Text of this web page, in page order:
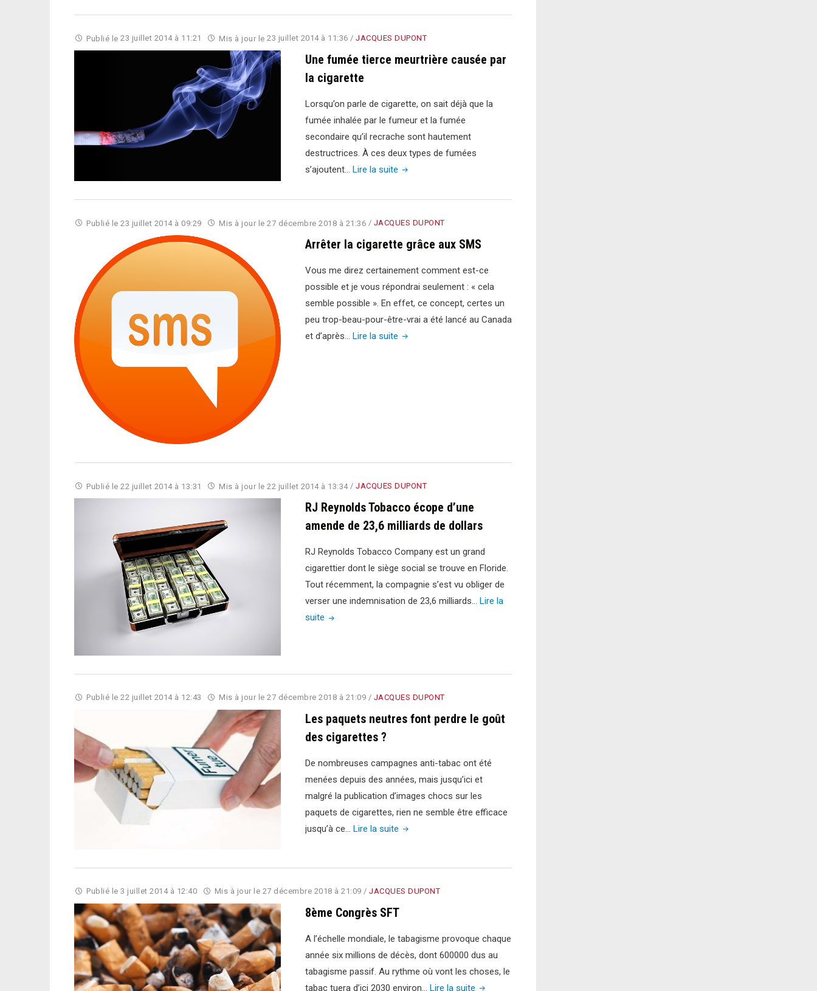
cigarette"
de
vivre
Publié le 23 juillet 2014 à 11:21 Mis à jour le 23 juillet 2014 à 11:36 / JACQUES DUPONT
Une fumée tierce meurtrière causée par
la cigarette
Lorsqu’on parle de cigarette, on sait déjà que la
fumée inhalée par le fumeur et la fumée
secondaire qu’il recrache sont hautement
destructrices. À ces deux types de fumées
s’ajoutent… Lire la suite "Une
tierce
meurtrière
par
la
cigarette"
Publié le 23 juillet 2014 à 09:29 Mis à jour le 27 décembre 2018 à 21:36 / JACQUES DUPONT
Arrêter la cigarette grâce aux SMS
Vous me direz certainement comment est-ce
possible et je vous répondrai seulement : « cela
semble possible ». En effet, ce concept, certes un
peu trop-beau-pour-être-vrai a été lancé au Canada
et d’après… Lire la suite "Arrêter
Publié le 22 juillet 2014 à 13:31 Mis à jour le 22 juillet 2014 à 13:34 / JACQUES DUPONT
RJ Reynolds Tobacco écope d’une
amende de 23,6 milliards de dollars
RJ Reynolds Tobacco Company est un grand
cigarettier dont le siège social se trouve en Floride.
Tout récemment, la compagnie s’est vu obliger de
verser une indemnisation de 23,6 milliards… Lire la
suite "RJ
amende
de
23,6
de
dollars"
Publié le 22 juillet 2014 à 12:43 Mis à jour le 27 décembre 2018 à 21:09 / JACQUES DUPONT
Les paquets neutres font perdre le goût
des cigarettes ?
De nombreuses campagnes anti-tabac ont été
menées depuis des années, mais jusqu’ici et
malgré la publication d’images chocs sur les
paquets de cigarettes, rien ne semble être efficace
jusqu’à ce… Lire la suite "Les
perdre
le
des
cigarettes
?"
Publié le 3 juillet 2014 à 12:40 Mis à jour le 27 décembre 2018 à 21:09 / JACQUES DUPONT
8ème Congrès SFT
A l’échelle mondiale, le tabagisme provoque chaque
année six millions de décès, dont 600000 dus au
tabagisme passif. Au rythme où vont les choses, le
tabac tuera d’ici 2030 environ… Lire la suite "8ème